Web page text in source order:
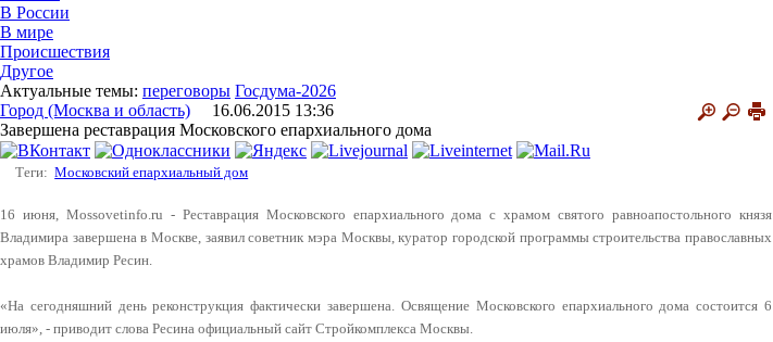
В России
В мире
Происшествия
Другое
Актуальные темы: переговоры Госдума-2026
Город (Москва и область) 16.06.2015 13:36
Завершена реставрация Московского епархиального дома
Теги: Московский епархиальный дом
16 июня, Mossovetinfo.ru - Реставрация Московского епархиального дома с храмом святого равноапостольного князя
Владимира завершена в Москве, заявил советник мэра Москвы, куратор городской программы строительства православных
храмов Владимир Ресин.
«На сегодняшний день реконструкция фактически завершена. Освящение Московского епархиального дома состоится 6
июля», - приводит слова Ресина официальный сайт Стройкомплекса Москвы.